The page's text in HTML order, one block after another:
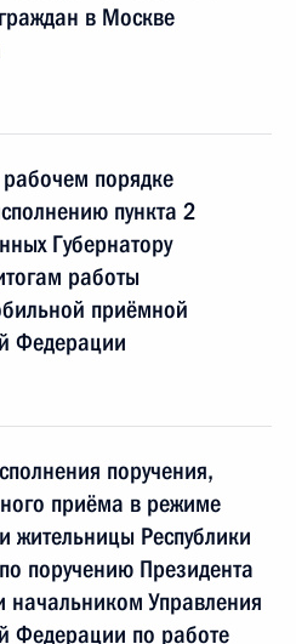
в Москве
порядке
пункта 2
Губернатору
работы
приёмной
Федерации
поручения,
приёма в режиме
жительницы Республики
поручению Президента
начальником Управления
Федерации по работе